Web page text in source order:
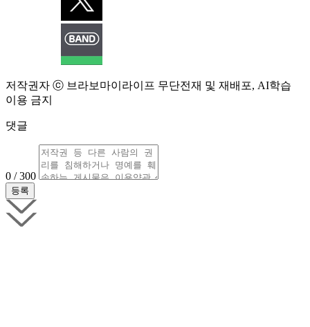
저작권자 ⓒ 브라보마이라이프 무단전재 및 재배포, AI학습
이용 금지
댓글
0 / 300